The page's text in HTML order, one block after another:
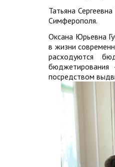
Татьяна
Симферополя.
Оксана Юрьевна
в жизни
расходуются
бюджетирования
посредством